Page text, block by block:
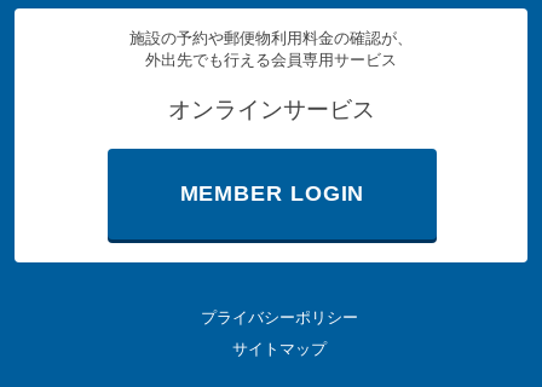
施設の予約や郵便物利用料金の確認が、
外出先でも行える会員専用サービス
オンラインサービス
MEMBER LOGIN
プライバシーポリシー
サイトマップ